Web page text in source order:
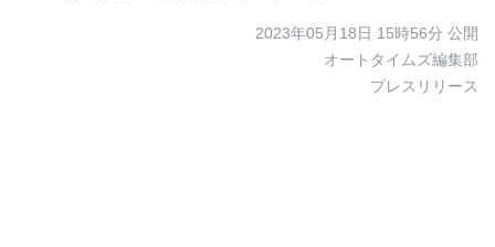
2023年05月18日 15時56分 公開
オートタイムズ編集部
プレスリリース